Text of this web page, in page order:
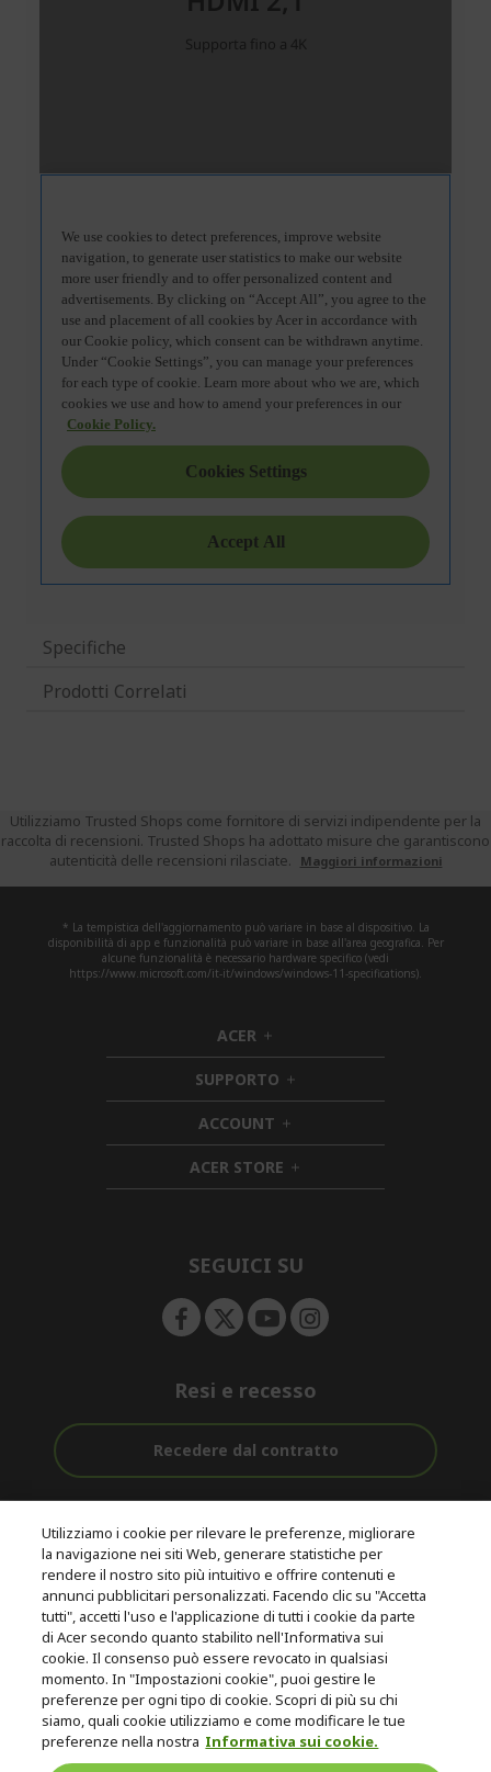
Specifiche
Prodotti Correlati
Utilizziamo Trusted Shops come fornitore di servizi indipendente per la
raccolta di recensioni. Trusted Shops ha adottato misure che garantiscono
autenticità delle recensioni rilasciate.
Maggiori informazioni
* La tempistica dell'aggiornamento può variare in base al dispositivo. La
disponibilità di app e funzionalità può variare in base all'area geografica. Per
alcune funzionalità è necessario hardware specifico (vedi
https://www.microsoft.com/it-it/windows/windows-11-specifications).
ACER h
i
d
d
e
n
SUPPORTO h
i
d
d
e
n
ACCOUNT h
i
d
d
ACER STORE h
i
e
SEGUICI SU
Resi e recesso
Recedere dal contratto
Gratuita
Assistenza
pre e post
acquisto
Con 0% Di
Tasso
D'interesse
© 2026 Acer Inc.
CPYou B.V. è il rivenditore autorizzato dei prodotti Acer venduti in
questo negozio online.
Utilizziamo i cookie per rilevare le preferenze, migliorare
la navigazione nei siti Web, generare statistiche per
rendere il nostro sito più intuitivo e offrire contenuti e
annunci pubblicitari personalizzati. Facendo clic su "Accetta
tutti", accetti l'uso e l'applicazione di tutti i cookie da parte
di Acer secondo quanto stabilito nell'Informativa sui
cookie. Il consenso può essere revocato in qualsiasi
momento. In "Impostazioni cookie", puoi gestire le
preferenze per ogni tipo di cookie. Scopri di più su chi
siamo, quali cookie utilizziamo e come modificare le tue
preferenze nella nostra Informativa sui cookie.